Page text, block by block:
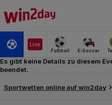
Es gibt keine Details zu diesem
beendet.